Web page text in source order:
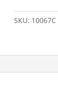
SKU: 10067C